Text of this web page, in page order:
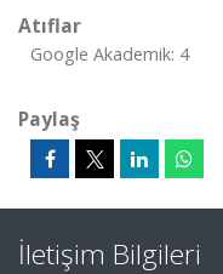
Atıflar
Google Akademik: 4
Paylaş
İletişim Bilgileri